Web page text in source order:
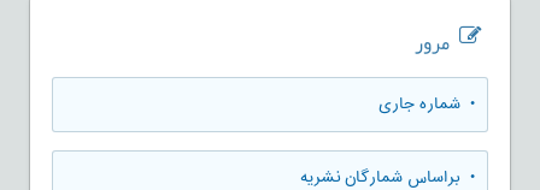
مرور
• شماره جاری
• براساس شمارگان نشریه